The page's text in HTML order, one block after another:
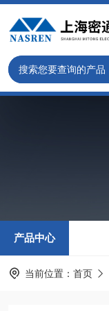
产品中心
当前位置： 首页